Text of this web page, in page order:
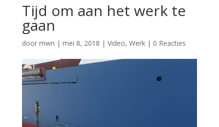
Tijd om aan het werk te
gaan
door mwn | mei 8, 2018 | Video, Werk| 0 Reacties